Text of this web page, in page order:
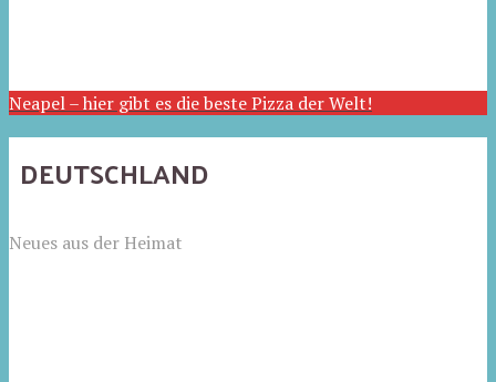
Neapel – hier gibt es die beste Pizza der Welt!
DEUTSCHLAND
Neues aus der Heimat